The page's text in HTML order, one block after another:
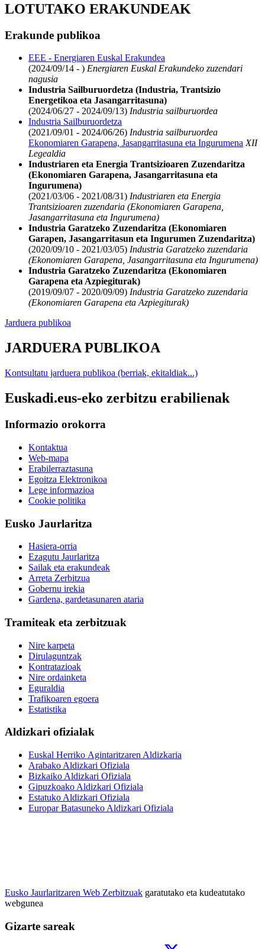
LOTUTAKO ERAKUNDEAK
Erakunde publikoa
EEE - Energiaren Euskal Erakundea
(2024/09/14 - ) Energiaren Euskal Erakundeko zuzendari
nagusia
Industria Sailburuordetza (Industria, Trantsizio
Energetikoa eta Jasangarritasuna)
(2024/06/27 - 2024/09/13) Industria sailburuordea
Industria Sailburuordetza
(2021/09/01 - 2024/06/26) Industria sailburuordea
Ekonomiaren Garapena, Jasangarritasuna eta IngurumenaXII
Legealdia
Industriaren eta Energia Trantsizioaren Zuzendaritza
(Ekonomiaren Garapena, Jasangarritasuna eta
Ingurumena)
(2021/03/06 - 2021/08/31) Industriaren eta Energia
Trantsizioaren zuzendaria (Ekonomiaren Garapena,
Jasangarritasuna eta Ingurumena)
Industria Garatzeko Zuzendaritza (Ekonomiaren
Garapen, Jasangarritasun eta Ingurumen Zuzendaritza)
(2020/09/10 - 2021/03/05) Industria Garatzeko zuzendaria
(Ekonomiaren Garapena, Jasangarritasuna eta Ingurumena)
Industria Garatzeko Zuzendaritza (Ekonomiaren
Garapena eta Azpiegiturak)
(2019/09/07 - 2020/09/09) Industria Garatzeko zuzendaria
(Ekonomiaren Garapena eta Azpiegiturak)
Jarduera publikoa
JARDUERA PUBLIKOA
Kontsultatu jarduera publikoa (berriak, ekitaldiak...)
Euskadi.eus-eko zerbitzu erabilienak
Informazio orokorra
Kontaktua
Web-mapa
Erabilerraztasuna
Egoitza Elektronikoa
Lege informazioa
Cookie politika
Eusko Jaurlaritza
Hasiera-orria
Ezagutu Jaurlaritza
Sailak eta erakundeak
Arreta Zerbitzua
Gobernu irekia
Gardena, gardetasunaren ataria
Tramiteak eta zerbitzuak
Nire karpeta
Dirulaguntzak
Kontratazioak
Nire ordainketa
Eguraldia
Trafikoaren egoera
Estatistika
Aldizkari ofizialak
Euskal Herriko Agintaritzaren Aldizkaria
Arabako Aldizkari Ofiziala
Bizkaiko Aldizkari Ofiziala
Gipuzkoako Aldizkari Ofiziala
Estatuko Aldizkari Ofiziala
Europar Batasuneko Aldizkari Ofiziala
Eusko Jaurlaritzaren Web Zerbitzuak garatutako eta kudeatutako
webgunea
Gizarte sareak